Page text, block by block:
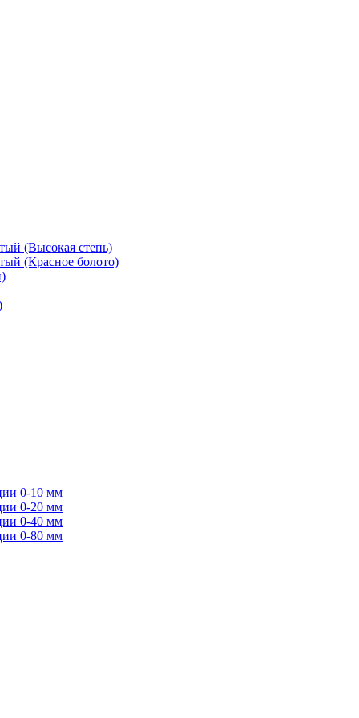
(Высокая степь)
(Красное болото)
0-10 мм
0-20 мм
0-40 мм
0-80 мм